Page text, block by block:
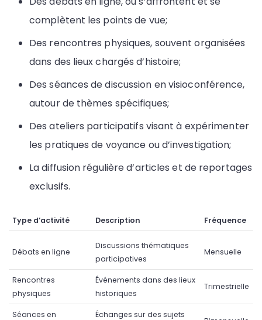
complètent les points de vue;
Des rencontres physiques, souvent organisées
dans des lieux chargés d’histoire;
Des séances de discussion en visioconférence,
autour de thèmes spécifiques;
Des ateliers participatifs visant à expérimenter
les pratiques de voyance ou d’investigation;
La diffusion régulière d’articles et de reportages
exclusifs.
Type d’activité Description Fréquence
Débats en ligne
Discussions thématiques
participatives
Mensuelle
Rencontres
physiques
Événements dans des lieux
historiques
Trimestrielle
Séances en
Échanges sur des sujets